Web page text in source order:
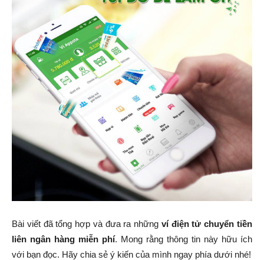
Bài viết đã tổng hợp và đưa ra những ví điện tử chuyển tiền
liên ngân hàng miễn phí. Mong rằng thông tin này hữu ích
với bạn đọc. Hãy chia sẻ ý kiến của mình ngay phía dưới nhé!